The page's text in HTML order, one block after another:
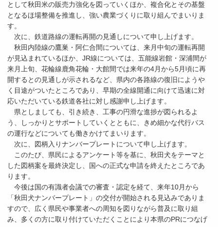
として秋田米の販売力強化を図っていくほか、複合化とその基盤
となるほ場整備を推進し、強い農業づくりに取り組んでまいりま
す。
次に、鉄道路線の運転再開の見通しについて申し上げます。
秋田内陸線の鷹巣・阿仁合間については、来月中旬の運転再開
が見込まれているほか、JR線については、五能線岩館・深浦間が
来月上旬、花輪線鹿角花輪・大館間では来年の4月から5月頃に再
開するとの見通しが示されるなど、県内の各路線の復旧にようや
く目途がついたところであり、早期の全線開通に向けて迅速に対
応いただいている鉄道各社に対し感謝申し上げます。
県としましても、引き続き、工事の円滑な進捗が図られるよ
う、しっかりとサポートしていくとともに、きめ細かな代行バス
の運行などについても働きかけてまいります。
次に、図柄入りナンバープレートについて申し上げます。
このたび、県民によるアンケート等を基に、秋田犬をテーマと
した図柄案を最終決定し、国への正式な申請を終えたところであ
ります。
今後は国の有識者会議での審査・認定を経て、来年10月から
「秋田犬ナンバープレート」の交付が開始される見込みでありま
すので、広く県民や事業者への周知を図りながら普及に取り組
み、多くの方に取り付けていただくことにより本県のPRにつなげ